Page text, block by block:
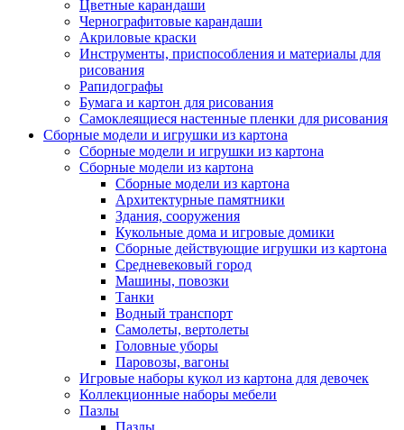
Цветные карандаши
Чернографитовые карандаши
Акриловые краски
Инструменты, приспособления и материалы для
рисования
Рапидографы
Бумага и картон для рисования
Самоклеящиеся настенные пленки для рисования
Сборные модели и игрушки из картона
Сборные модели и игрушки из картона
Сборные модели из картона
Сборные модели из картона
Архитектурные памятники
Здания, сооружения
Кукольные дома и игровые домики
Сборные действующие игрушки из картона
Средневековый город
Машины, повозки
Танки
Водный транспорт
Самолеты, вертолеты
Головные уборы
Паровозы, вагоны
Игровые наборы кукол из картона для девочек
Коллекционные наборы мебели
Пазлы
Пазлы